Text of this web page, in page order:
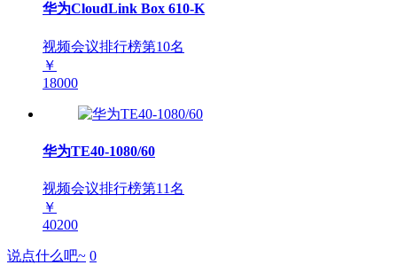
华为CloudLink Box 610-K
视频会议排行榜第10名
￥
18000
华为TE40-1080/60
视频会议排行榜第11名
￥
40200
说点什么吧~ 0